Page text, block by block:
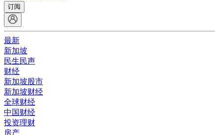
订阅
最新
新加坡
民生民声
财经
新加坡股市
新加坡财经
全球财经
中国财经
投资理财
房产